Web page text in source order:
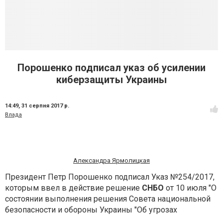
Порошенко подписал указ об усилении
киберзащиты Украины
14:49, 31 серпня 2017 р.
Влада
Александра Ярмолицкая
Президент Петр Порошенко подписал Указ №254/2017,
которым ввел в действие решение СНБО от 10 июля "О
состоянии выполнения решения Совета национальной
безопасности и обороны Украины "Об угрозах